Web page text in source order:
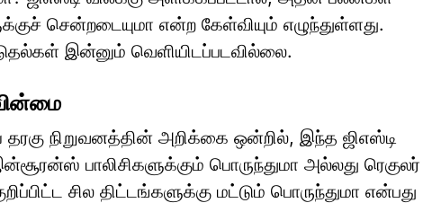
சென்றடையுமா என்ற கேள்வியும் எழுந்துள்ளது.
இன்னும் வெளியிடப்படவில்லை.
நிறுவனத்தின் அறிக்கை ஒன்றில், இந்த ஜிஎஸ்டி
பாலிசிகளுக்கும் பொருந்துமா அல்லது ரெகுலர்
சில திட்டங்களுக்கு மட்டும் பொருந்துமா என்பது